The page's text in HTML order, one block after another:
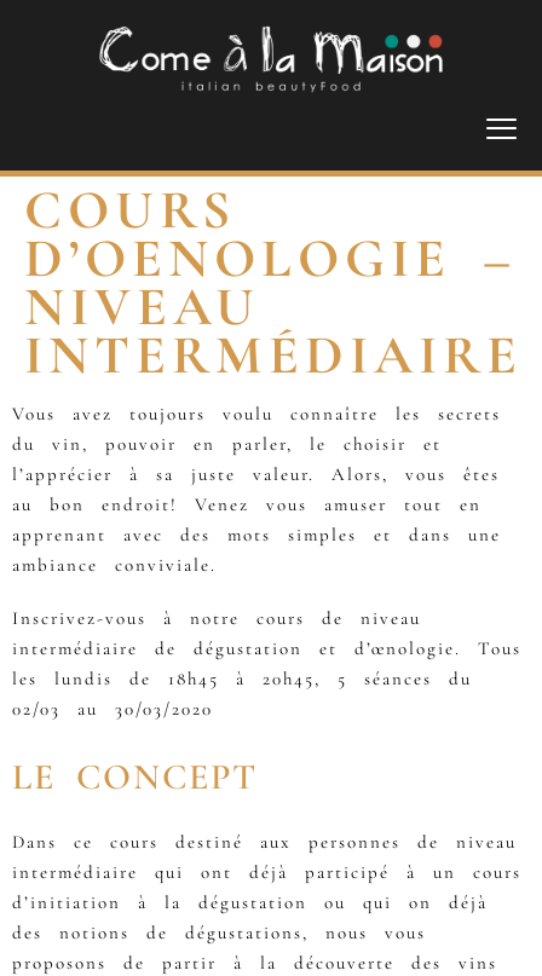
COURS
D’OENOLOGIE –
NIVEAU
INTERMÉDIAIRE
Vous avez toujours voulu connaître les secrets
du vin, pouvoir en parler, le choisir et
l’apprécier à sa juste valeur. Alors, vous êtes
au bon endroit! Venez vous amuser tout en
apprenant avec des mots simples et dans une
ambiance conviviale.
Inscrivez-vous à notre cours de niveau
intermédiaire de dégustation et d’œnologie. Tous
les lundis de 18h45 à 20h45, 5 séances du
02/03 au 30/03/2020
LE CONCEPT
Dans ce cours destiné aux personnes de niveau
intermédiaire qui ont déjà participé à un cours
d’initiation à la dégustation ou qui on déjà
des notions de dégustations, nous vous
proposons de partir à la découverte des vins